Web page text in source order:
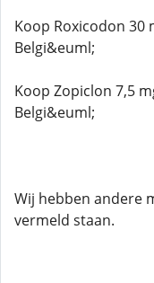
Koop Roxicodon 30
Belgi&euml;
Koop Zopiclon 7,5
Belgi&euml;
Wij hebben andere
vermeld staan.